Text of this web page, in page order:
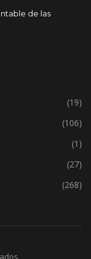
de las
(19)
(106)
(1)
(27)
(268)